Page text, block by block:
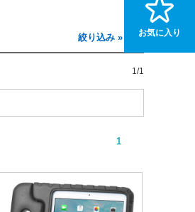
絞り込み »
1/1
1
お気に入り